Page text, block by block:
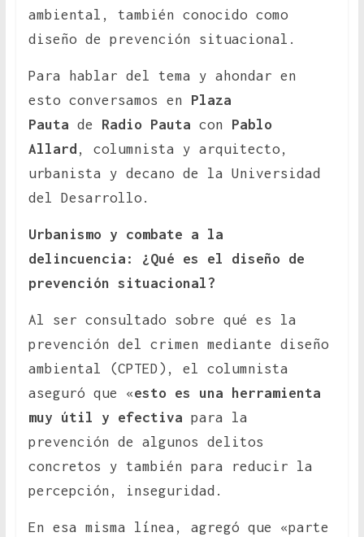
ambiental, también conocido como
diseño de prevención situacional.
Para hablar del tema y ahondar en
esto conversamos en Plaza
Pauta de Radio Pauta con Pablo
Allard , columnista y arquitecto,
urbanista y decano de la Universidad
del Desarrollo.
Urbanismo y combate a la
delincuencia: ¿Qué es el diseño de
prevención situacional?
Al ser consultado sobre qué es la
prevención del crimen mediante diseño
ambiental (CPTED), el columnista
aseguró que «esto es una herramienta
muy útil y efectiva para la
prevención de algunos delitos
concretos y también para reducir la
percepción, inseguridad.
En esa misma línea, agregó que «parte